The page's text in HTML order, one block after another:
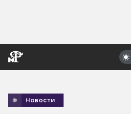
Новости